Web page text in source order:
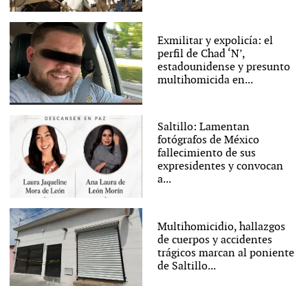
Exmilitar y expolicía: el
perfil de Chad ‘N’,
estadounidense y presunto
multihomicida en...
Saltillo: Lamentan
fotógrafos de México
fallecimiento de sus
expresidentes y convocan
a...
Multihomicidio, hallazgos
de cuerpos y accidentes
trágicos marcan al poniente
de Saltillo...